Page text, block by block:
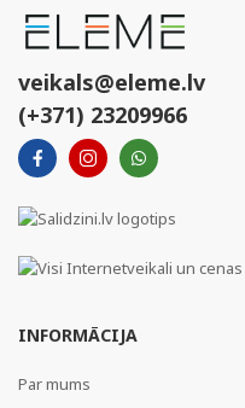
veikals@eleme.lv
(+371) 23209966
INFORMĀCIJA
Par mums